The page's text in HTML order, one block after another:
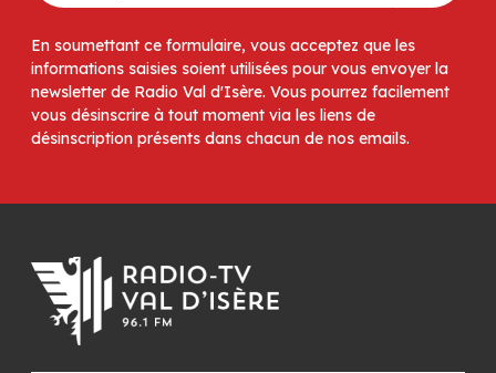
En soumettant ce formulaire, vous acceptez que les
informations saisies soient utilisées pour vous envoyer la
newsletter de Radio Val d'Isère. Vous pourrez facilement
vous désinscrire à tout moment via les liens de
désinscription présents dans chacun de nos emails.